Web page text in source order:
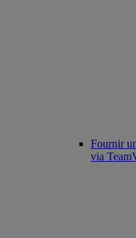
Fournir
via